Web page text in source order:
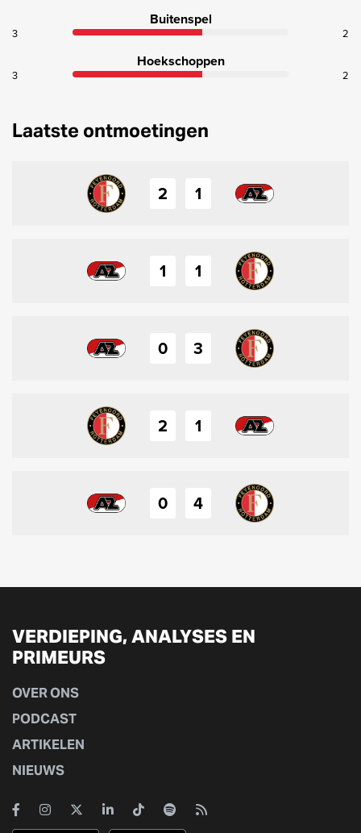
Buitenspel
3 2
Hoekschoppen
3 2
Laatste ontmoetingen
2 1
1 1
0 3
2 1
0 4
VERDIEPING, ANALYSES EN
PRIMEURS
OVER ONS
PODCAST
ARTIKELEN
NIEUWS